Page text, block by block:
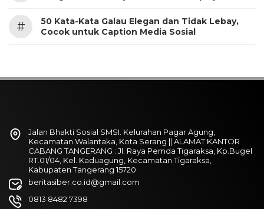
#
50 Kata-Kata Galau Elegan dan Tidak Lebay,
Cocok untuk Caption Media Sosial
Jalan Bhakti Sosial SMSI. Kelurahan Pagar Agung,
Kecamatan Walantaka, Kota Serang || ALAMAT KANTOR
CABANG TANGERANG : Jl. Raya Pemda Tigaraksa, Kp.Bugel
RT.01/04, Kel. Kaduagung, Kecamatan Tigaraksa,
Kabupaten Tangerang 15720
beritasiber.co.id@gmail.com
0813 8482 7398